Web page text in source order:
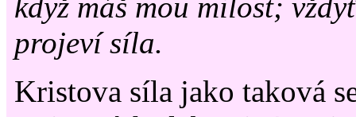
projeví síla.
Kristova síla jako taková